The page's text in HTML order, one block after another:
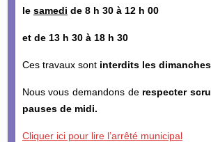
le samedi de 8 h 30 à 12 h 00
et de 13 h 30 à 18 h 30
Ces travaux sontinterdits les
Nous vous demandons derespecter
pauses de midi.
Cliquer ici pour lire l’arrêté municipal